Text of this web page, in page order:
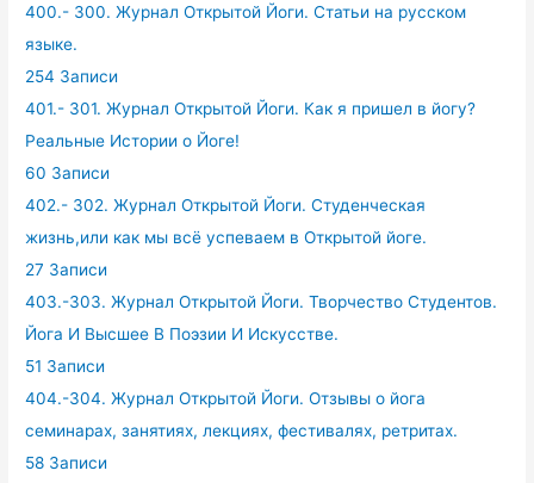
400.- 300. Журнал Открытой Йоги. Статьи на русском
языке.
254 Записи
401.- 301. Журнал Открытой Йоги. Как я пришел в йогу?
Реальные Истории о Йоге!
60 Записи
402.- 302. Журнал Открытой Йоги. Студенческая
жизнь,или как мы всё успеваем в Открытой йоге.
27 Записи
403.-303. Журнал Открытой Йоги. Творчество Студентов.
Йога И Высшее В Поэзии И Искусстве.
51 Записи
404.-304. Журнал Открытой Йоги. Отзывы о йога
семинарах, занятиях, лекциях, фестивалях, ретритах.
58 Записи